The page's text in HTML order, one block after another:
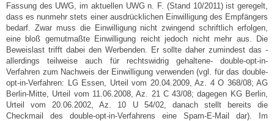
Fassung des UWG, im aktuellen UWG n. F. (Stand 10/2011) ist geregelt,
dass es nunmehr stets einer ausdrücklichen Einwilligung des Empfängers
bedarf. Zwar muss die Einwilligung nicht zwingend schriftlich erfolgen,
eine bloß gemutmaßte Einwilligung reicht jedoch nicht mehr aus. Die
Beweislast trifft dabei den Werbenden. Er sollte daher zumindest das -
allerdings teilweise auch für rechtswidrig gehaltene- double-opt-in-
Verfahren zum Nachweis der Einwilligung verwenden (vgl. für das double-
opt-in-Verfahren: LG Essen, Urteil vom 20.04.2009, Az. 4 O 368/08; AG
Berlin-Mitte, Urteil vom 11.06.2008, Az. 21 C 43/08; dagegen KG Berlin,
Urteil vom 20.06.2002, Az. 10 U 54/02, danach stellt bereits die
Checkmail des double-opt-in-Verfahrens eine Spam-E-Mail dar). Im